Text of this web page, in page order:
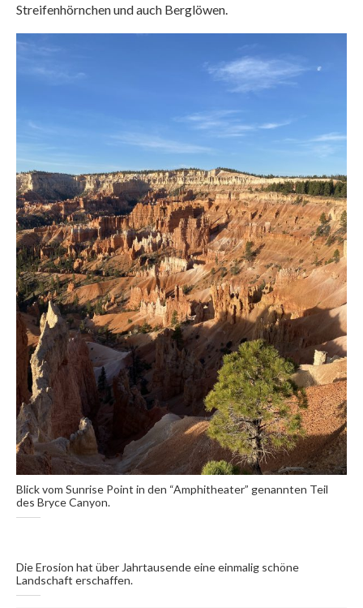
Streifenhörnchen und auch Berglöwen.
Blick vom Sunrise Point in den “Amphitheater” genannten Teil
des Bryce Canyon.
Die Erosion hat über Jahrtausende eine einmalig schöne
Landschaft erschaffen.